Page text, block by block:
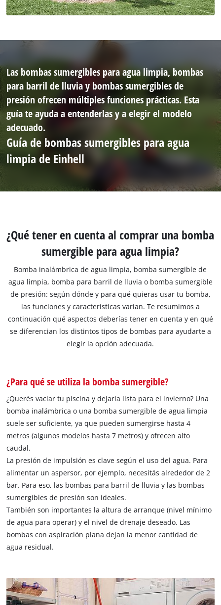
Las bombas sumergibles para agua limpia, bombas
para barril de lluvia y bombas sumergibles de
presión ofrecen múltiples funciones prácticas. Esta
guía te ayuda a entenderlas y a elegir el modelo
adecuado.
Guía de bombas sumergibles para agua
limpia de Einhell
¿Qué tener en cuenta al comprar una bomba
sumergible para agua limpia?
Bomba inalámbrica de agua limpia, bomba sumergible de
agua limpia, bomba para barril de lluvia o bomba sumergible
de presión: según dónde y para qué quieras usar tu bomba,
las funciones y características varían. Te resumimos a
continuación qué aspectos deberías tener en cuenta y en qué
se diferencian los distintos tipos de bombas para ayudarte a
elegir la opción adecuada.
¿Para qué se utiliza la bomba sumergible?
¿Querés vaciar tu piscina y dejarla lista para el invierno? Una
bomba inalámbrica o una bomba sumergible de agua limpia
suele ser suficiente, ya que pueden sumergirse hasta 4
metros (algunos modelos hasta 7 metros) y ofrecen alto
caudal.
La presión de impulsión es clave según el uso del agua. Para
alimentar un aspersor, por ejemplo, necesitás alrededor de 2
bar. Para eso, las bombas para barril de lluvia y las bombas
sumergibles de presión son ideales.
También son importantes la altura de arranque (nivel mínimo
de agua para operar) y el nivel de drenaje deseado. Las
bombas con aspiración plana dejan la menor cantidad de
agua residual.